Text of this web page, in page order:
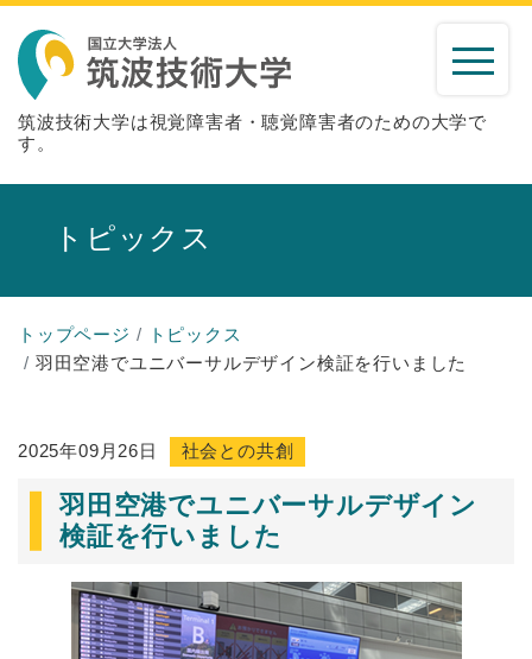
筑波技術大学は視覚障害者・聴覚障害者のための大学で
す。
トピックス
トップページ
トピックス
羽田空港でユニバーサルデザイン検証を行いました
2025年09月26日 社会との共創
羽田空港でユニバーサルデザイン
検証を行いました